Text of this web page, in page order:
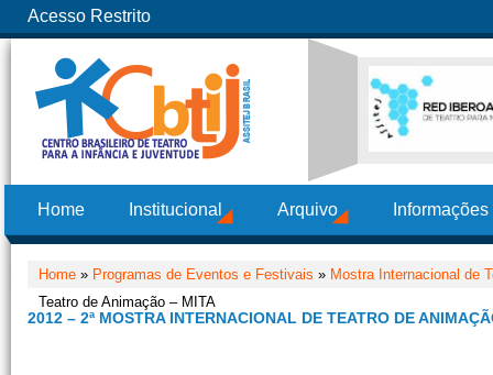
Acesso Restrito
Home Institucional Arquivo
Home » Programas de Eventos e Festivais » Mostra Internacional de
Teatro de Animação – MITA
2012 – 2ª MOSTRA INTERNACIONAL DE TEATRO DE